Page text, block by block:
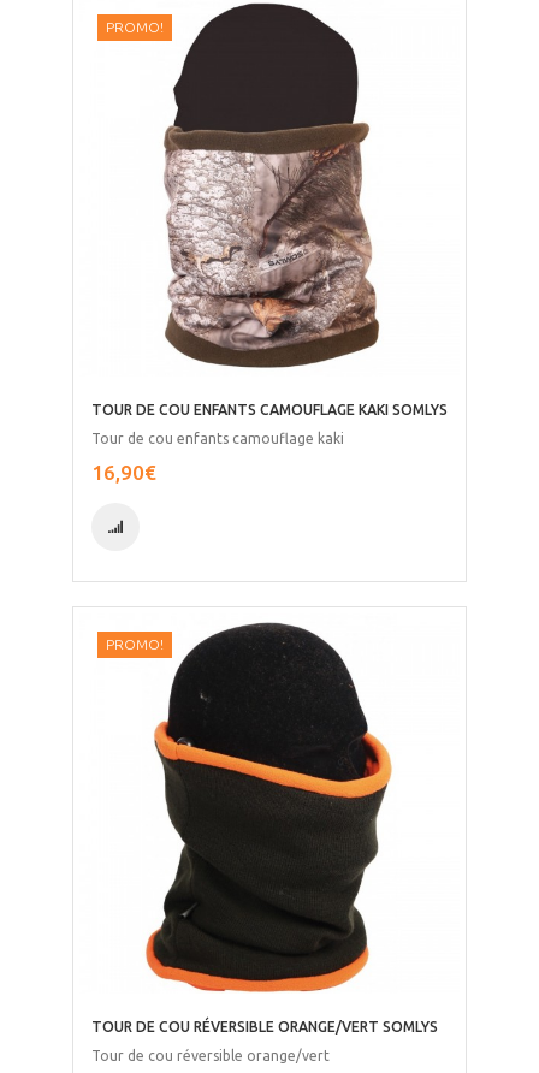
PROMO!
TOUR DE COU ENFANTS CAMOUFLAGE KAKI SOMLYS
Tour de cou enfants camouflage kaki
16,90€
PROMO!
TOUR DE COU RÉVERSIBLE ORANGE/VERT SOMLYS
Tour de cou réversible orange/vert